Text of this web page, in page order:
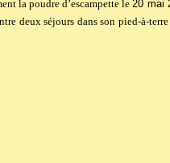
la poudre d’escampette le 20 mai
deux séjours dans son pied-à-